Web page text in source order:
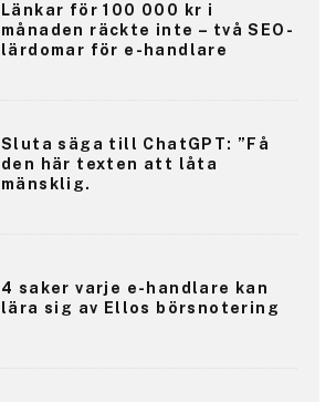
Länkar för 100 000 kr i
månaden räckte inte – två SEO-
lärdomar för e-handlare
Sluta säga till ChatGPT: ”Få
den här texten att låta
mänsklig.
4 saker varje e-handlare kan
lära sig av Ellos börsnotering